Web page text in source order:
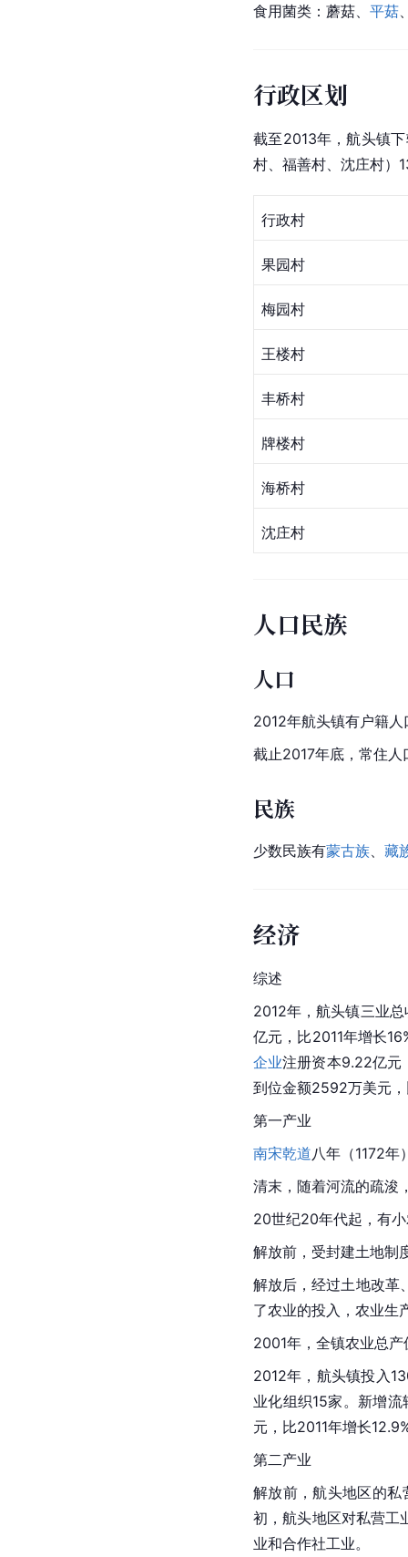
食用菌类：蘑菇、 平菇
行政区划
截至2013年，航头镇
村、福善村、沈庄村）
行政村
果园村
梅园村
王楼村
丰桥村
牌楼村
海桥村
沈庄村
人口民族
人口
2012年航头镇有户籍人
截止2017年底，常住人
民族
少数民族有蒙古族、 藏
经济
综述
2012年，航头镇三业
亿元，比2011年增长
企业注册资本9.22亿元
到位金额2592万美元
第一产业
南宋乾道八年（1172年
清末，随着河流的疏浚
20世纪20年代起，有
解放前，受封建土地制
解放后，经过土地改革
了农业的投入，农业生
2001年，全镇农业总产
2012年，航头镇投入
业化组织15家。新增
元，比2011年增长
第二产业
解放前，航头地区的
初，航头地区对私营工
业和合作社工业。